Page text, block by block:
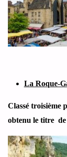
La Roque-
Classé troisième
obtenu le titre de